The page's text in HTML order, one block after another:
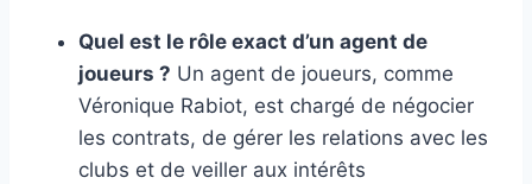
Quel est le rôle exact d’un agent de
joueurs ? Un agent de joueurs, comme
Véronique Rabiot, est chargé de négocier
les contrats, de gérer les relations avec les
clubs et de veiller aux intérêts